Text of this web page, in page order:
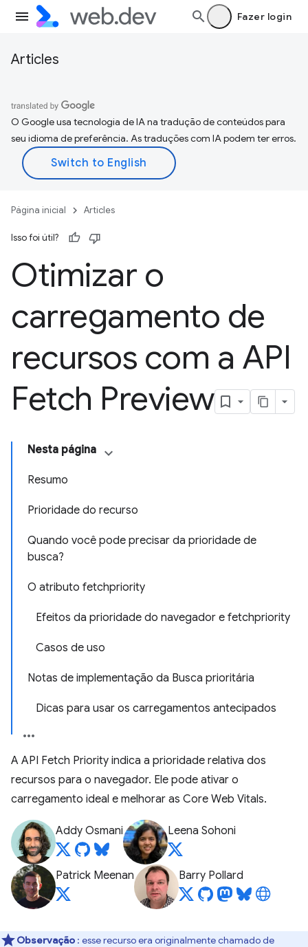
Fazer login
Articles
O Google usa tecnologia de IA na tradução de conteúdos para
seu idioma de preferência. As traduções com IA podem ter erros.
Página inicial Articles
Isso foi útil?
Otimizar o
carregamento de
recursos com a API
Fetch Preview
Nesta página
Resumo
Prioridade do recurso
Quando você pode precisar da prioridade de
busca?
O atributo fetchpriority
Efeitos da prioridade do navegador e fetchpriority
Casos de uso
Notas de implementação da Busca prioritária
Dicas para usar os carregamentos antecipados
A API Fetch Priority indica a prioridade relativa dos
recursos para o navegador. Ele pode ativar o
carregamento ideal e melhorar as Core Web Vitals.
Addy Osmani Leena Sohoni
Patrick Meenan Barry Pollard
Observação : esse recurso era originalmente chamado de